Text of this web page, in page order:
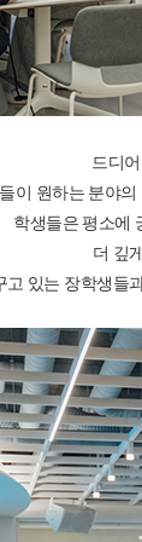
드디
이 원하는 분야
학생들은 평소에
더 깊
고 있는 장학생들